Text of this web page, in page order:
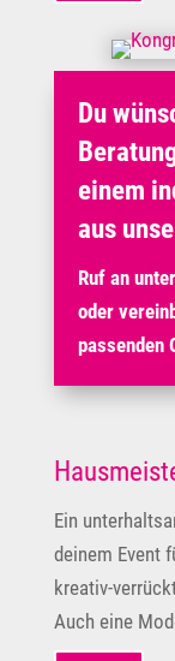
Du
einem
aus
Ruf an
oder
passenden
Ein
deinem Event
kreativ-
Auch eine